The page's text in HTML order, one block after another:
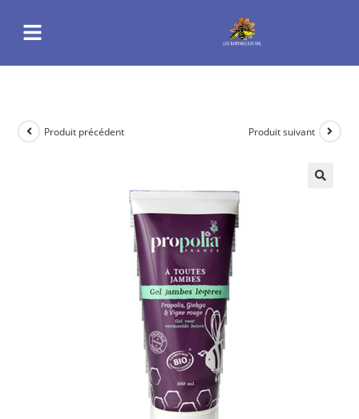
Produit précédent Produit suivant